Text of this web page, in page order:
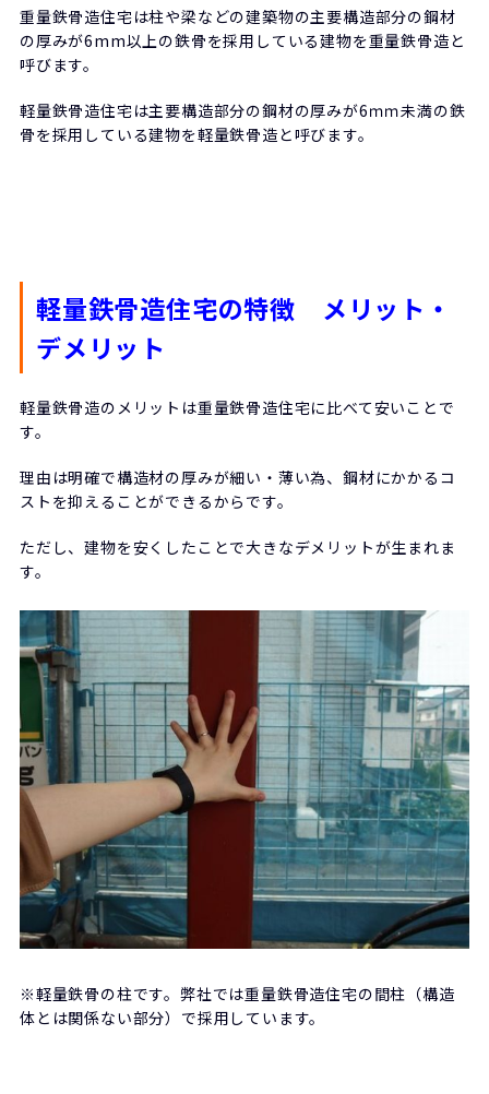
重量鉄骨造住宅は柱や梁などの建築物の主要構造部分の鋼材
の厚みが6mm以上の鉄骨を採用している建物を重量鉄骨造と
呼びます。
軽量鉄骨造住宅は主要構造部分の鋼材の厚みが6ｍｍ未満の鉄
骨を採用している建物を軽量鉄骨造と呼びます。
軽量鉄骨造住宅の特徴 メリット・
デメリット
軽量鉄骨造のメリットは重量鉄骨造住宅に比べて安いことで
す。
理由は明確で構造材の厚みが細い・薄い為、鋼材にかかるコ
ストを抑えることができるからです。
ただし、建物を安くしたことで大きなデメリットが生まれま
す。
※軽量鉄骨の柱です。弊社では重量鉄骨造住宅の間柱（構造
体とは関係ない部分）で採用しています。